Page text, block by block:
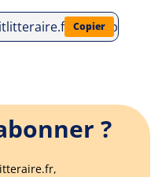
index.php/
Copier
?